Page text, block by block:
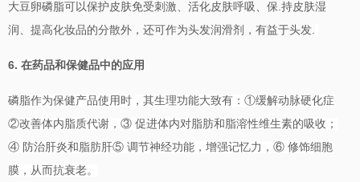
大豆卵磷脂可以保护皮肤免受刺激、活化皮肤呼吸、保 持皮肤湿
润、提高化妆品的分散外，还可作为头发润滑剂，有益于头发
6. 在药品和保健品中的应用
磷脂作为保健产品使用时，其生理功能大致有： ①缓解动脉硬化症
②改善体内脂质代谢，③ 促进体内对脂肪和脂溶性维生素的吸收；
④ 防治肝炎和脂肪肝⑤ 调节神经功能，增强记忆力，⑥ 修饰细胞
膜，从而抗衰老。